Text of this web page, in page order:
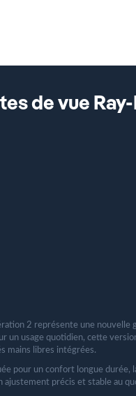
de vue
2 représente une nouvelle
un usage quotidien, cette
mains libres intégrées.
pour un confort longue durée,
ajustement précis et stable au